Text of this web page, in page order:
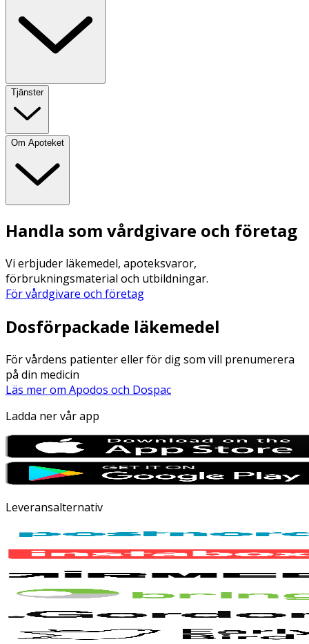
Tjänster
Om Apoteket
Handla som vårdgivare och företag
Vi erbjuder läkemedel, apoteksvaror,
förbrukningsmaterial och utbildningar.
För vårdgivare och företag
Dosförpackade läkemedel
För vårdens patienter eller för dig som vill prenumerera
på din medicin
Läs mer om Apodos och Dospac
Ladda ner vår app
Leveransalternativ